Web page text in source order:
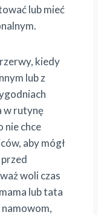
lub mieć
kiedy
lub z
w rutynę
nie chce
aby mógł
woli czas
lub tata